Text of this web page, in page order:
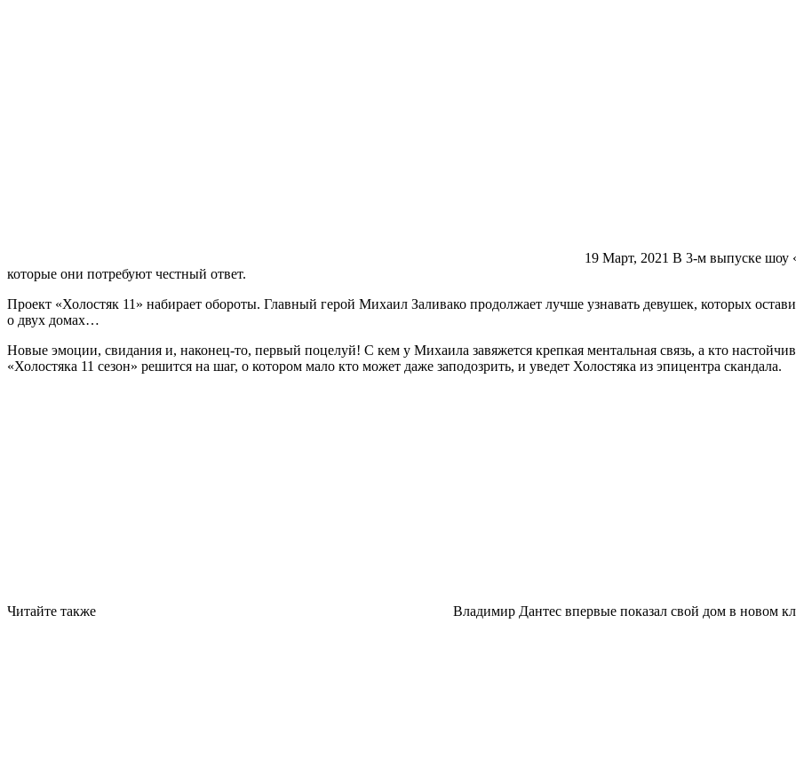
19 Март, 2021 В 3-м выпуске шоу
которые они потребуют честный ответ.
Проект «Холостяк 11» набирает обороты. Главный герой Михаил Заливако продолжает лучше узнавать девушек, которых
о двух домах…
Новые эмоции, свидания и, наконец-то, первый поцелуй! С кем у Михаила завяжется крепкая ментальная связь, а кто
«Холостяка 11 сезон» решится на шаг, о котором мало кто может даже заподозрить, и уведет Холостяка из эпицентра скандала.
Читайте также Владимир Дантес впервые показал свой дом в новом